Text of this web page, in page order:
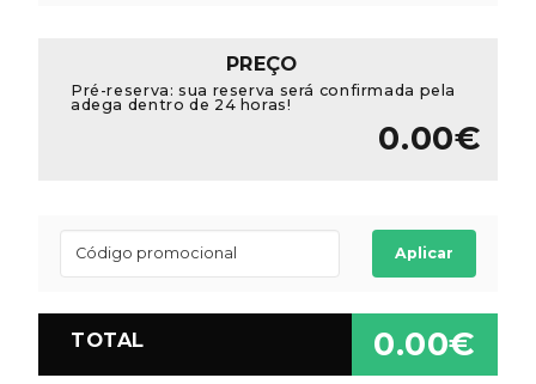
PREÇO
Pré-reserva: sua reserva será confirmada pela
adega dentro de 24 horas!
0.00€
Aplicar
TOTAL 0.00€